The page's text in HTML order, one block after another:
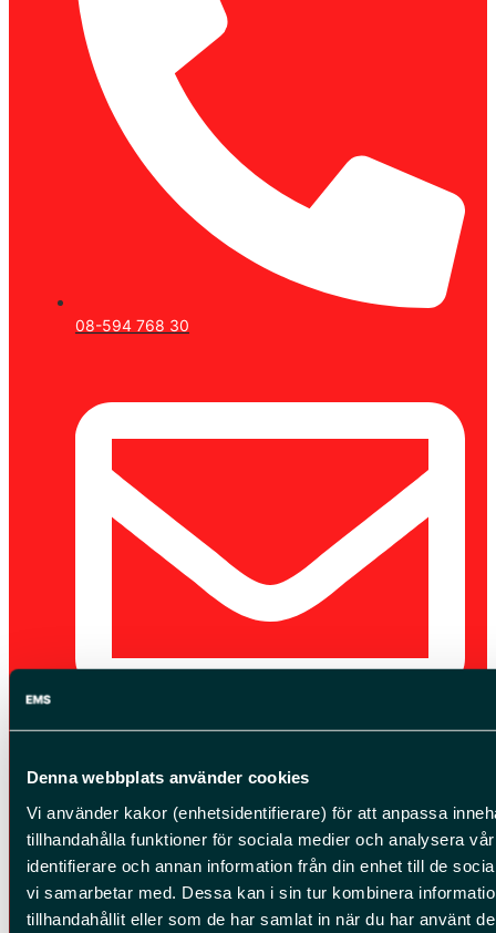
Denna webbplats använder cookies
Vi använder kakor (enhetsidentifierare) för att anpassa
tillhandahålla funktioner för sociala medier och analysera
identifierare och annan information från din enhet till de
vi samarbetar med. Dessa kan i sin tur kombinera
tillhandahållit eller som de har samlat in när du har använt
08-594 768 30